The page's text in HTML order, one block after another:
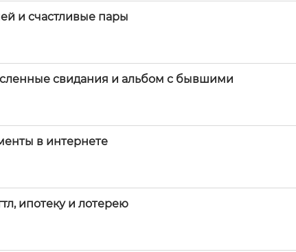
и счастливые пары
свидания и альбом с бывшими
в интернете
ипотеку и лотерею